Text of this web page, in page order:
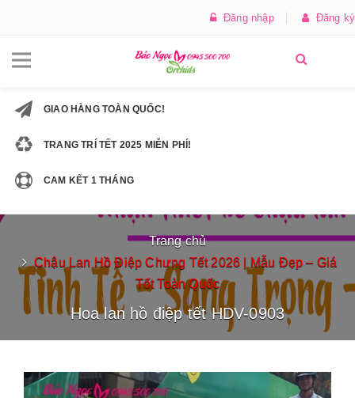
Đăng nhập Đăng ký
GIAO HÀNG TOÀN QUỐC!
TRANG TRÍ TẾT 2025 MIỄN PHÍ!
CAM KẾT 1 THÁNG
Trang chủ
Chậu Lan Hồ Điệp Chưng Tết 2026 | Mẫu Đẹp – Giá
Tốt Toàn Quốc
Hoa lan hồ điệp tết HDV-0903